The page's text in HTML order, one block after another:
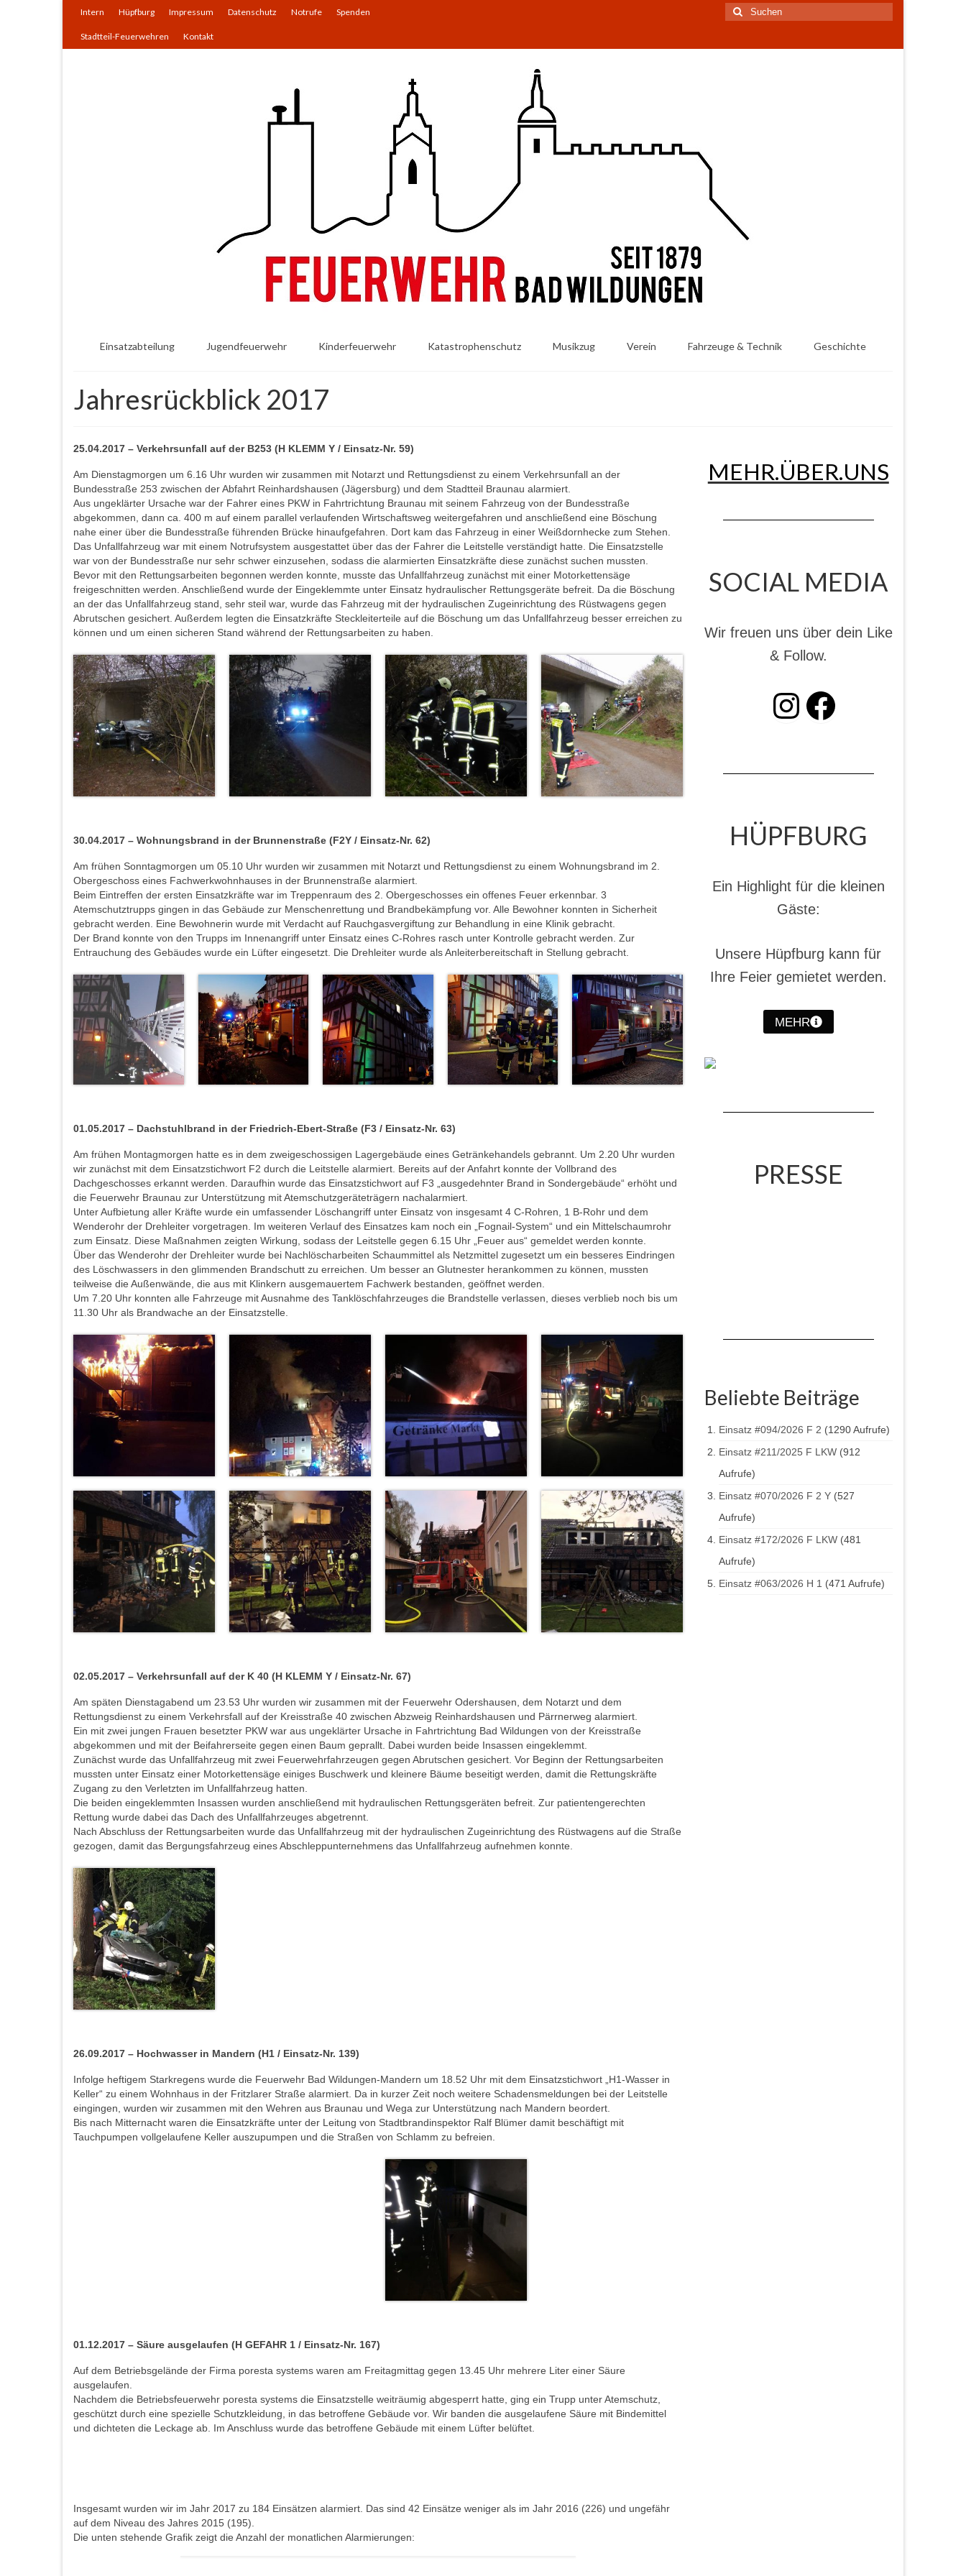
Intern Hüpfburg Impressum Datenschutz Notrufe Spenden
Stadtteil-Feuerwehren Kontakt
Suchen
nach:
Einsatzabteilung Jugendfeuerwehr Kinderfeuerwehr Katastrophenschutz Musikzug Verein Fahrzeuge & Technik Geschichte
Jahresrückblick 2017
25.04.2017 – Verkehrsunfall auf der B253 (H KLEMM Y / Einsatz-Nr. 59)
Am Dienstagmorgen um 6.16 Uhr wurden wir zusammen mit Notarzt und Rettungsdienst zu einem Verkehrsunfall an der
Bundesstraße 253 zwischen der Abfahrt Reinhardshausen (Jägersburg) und dem Stadtteil Braunau alarmiert.
Aus ungeklärter Ursache war der Fahrer eines PKW in Fahrtrichtung Braunau mit seinem Fahrzeug von der Bundesstraße
abgekommen, dann ca. 400 m auf einem parallel verlaufenden Wirtschaftsweg weitergefahren und anschließend eine Böschung
nahe einer über die Bundesstraße führenden Brücke hinaufgefahren. Dort kam das Fahrzeug in einer Weißdornhecke zum Stehen.
Das Unfallfahrzeug war mit einem Notrufsystem ausgestattet über das der Fahrer die Leitstelle verständigt hatte. Die Einsatzstelle
war von der Bundesstraße nur sehr schwer einzusehen, sodass die alarmierten Einsatzkräfte diese zunächst suchen mussten.
Bevor mit den Rettungsarbeiten begonnen werden konnte, musste das Unfallfahrzeug zunächst mit einer Motorkettensäge
freigeschnitten werden. Anschließend wurde der Eingeklemmte unter Einsatz hydraulischer Rettungsgeräte befreit. Da die Böschung
an der das Unfallfahrzeug stand, sehr steil war, wurde das Fahrzeug mit der hydraulischen Zugeinrichtung des Rüstwagens gegen
Abrutschen gesichert. Außerdem legten die Einsatzkräfte Steckleiterteile auf die Böschung um das Unfallfahrzeug besser erreichen zu
können und um einen sicheren Stand während der Rettungsarbeiten zu haben.
30.04.2017 – Wohnungsbrand in der Brunnenstraße (F2Y / Einsatz-Nr. 62)
Am frühen Sonntagmorgen um 05.10 Uhr wurden wir zusammen mit Notarzt und Rettungsdienst zu einem Wohnungsbrand im 2.
Obergeschoss eines Fachwerkwohnhauses in der Brunnenstraße alarmiert.
Beim Eintreffen der ersten Einsatzkräfte war im Treppenraum des 2. Obergeschosses ein offenes Feuer erkennbar. 3
Atemschutztrupps gingen in das Gebäude zur Menschenrettung und Brandbekämpfung vor. Alle Bewohner konnten in Sicherheit
gebracht werden. Eine Bewohnerin wurde mit Verdacht auf Rauchgasvergiftung zur Behandlung in eine Klinik gebracht.
Der Brand konnte von den Trupps im Innenangriff unter Einsatz eines C-Rohres rasch unter Kontrolle gebracht werden. Zur
Entrauchung des Gebäudes wurde ein Lüfter eingesetzt. Die Drehleiter wurde als Anleiterbereitschaft in Stellung gebracht.
01.05.2017 – Dachstuhlbrand in der Friedrich-Ebert-Straße (F3 / Einsatz-Nr. 63)
Am frühen Montagmorgen hatte es in dem zweigeschossigen Lagergebäude eines Getränkehandels gebrannt. Um 2.20 Uhr wurden
wir zunächst mit dem Einsatzstichwort F2 durch die Leitstelle alarmiert. Bereits auf der Anfahrt konnte der Vollbrand des
Dachgeschosses erkannt werden. Daraufhin wurde das Einsatzstichwort auf F3 „ausgedehnter Brand in Sondergebäude“ erhöht und
die Feuerwehr Braunau zur Unterstützung mit Atemschutzgeräteträgern nachalarmiert.
Unter Aufbietung aller Kräfte wurde ein umfassender Löschangriff unter Einsatz von insgesamt 4 C-Rohren, 1 B-Rohr und dem
Wenderohr der Drehleiter vorgetragen. Im weiteren Verlauf des Einsatzes kam noch ein „Fognail-System“ und ein Mittelschaumrohr
zum Einsatz. Diese Maßnahmen zeigten Wirkung, sodass der Leitstelle gegen 6.15 Uhr „Feuer aus“ gemeldet werden konnte.
Über das Wenderohr der Drehleiter wurde bei Nachlöscharbeiten Schaummittel als Netzmittel zugesetzt um ein besseres Eindringen
des Löschwassers in den glimmenden Brandschutt zu erreichen. Um besser an Glutnester herankommen zu können, mussten
teilweise die Außenwände, die aus mit Klinkern ausgemauertem Fachwerk bestanden, geöffnet werden.
Um 7.20 Uhr konnten alle Fahrzeuge mit Ausnahme des Tanklöschfahrzeuges die Brandstelle verlassen, dieses verblieb noch bis um
11.30 Uhr als Brandwache an der Einsatzstelle.
02.05.2017 – Verkehrsunfall auf der K 40 (H KLEMM Y / Einsatz-Nr. 67)
Am späten Dienstagabend um 23.53 Uhr wurden wir zusammen mit der Feuerwehr Odershausen, dem Notarzt und dem
Rettungsdienst zu einem Verkehrsfall auf der Kreisstraße 40 zwischen Abzweig Reinhardshausen und Pärrnerweg alarmiert.
Ein mit zwei jungen Frauen besetzter PKW war aus ungeklärter Ursache in Fahrtrichtung Bad Wildungen von der Kreisstraße
abgekommen und mit der Beifahrerseite gegen einen Baum geprallt. Dabei wurden beide Insassen eingeklemmt.
Zunächst wurde das Unfallfahrzeug mit zwei Feuerwehrfahrzeugen gegen Abrutschen gesichert. Vor Beginn der Rettungsarbeiten
mussten unter Einsatz einer Motorkettensäge einiges Buschwerk und kleinere Bäume beseitigt werden, damit die Rettungskräfte
Zugang zu den Verletzten im Unfallfahrzeug hatten.
Die beiden eingeklemmten Insassen wurden anschließend mit hydraulischen Rettungsgeräten befreit. Zur patientengerechten
Rettung wurde dabei das Dach des Unfallfahrzeuges abgetrennt.
Nach Abschluss der Rettungsarbeiten wurde das Unfallfahrzeug mit der hydraulischen Zugeinrichtung des Rüstwagens auf die Straße
gezogen, damit das Bergungsfahrzeug eines Abschleppunternehmens das Unfallfahrzeug aufnehmen konnte.
26.09.2017 – Hochwasser in Mandern (H1 / Einsatz-Nr. 139)
Infolge heftigem Starkregens wurde die Feuerwehr Bad Wildungen-Mandern um 18.52 Uhr mit dem Einsatzstichwort „H1-Wasser in
Keller“ zu einem Wohnhaus in der Fritzlarer Straße alarmiert. Da in kurzer Zeit noch weitere Schadensmeldungen bei der Leitstelle
eingingen, wurden wir zusammen mit den Wehren aus Braunau und Wega zur Unterstützung nach Mandern beordert.
Bis nach Mitternacht waren die Einsatzkräfte unter der Leitung von Stadtbrandinspektor Ralf Blümer damit beschäftigt mit
Tauchpumpen vollgelaufene Keller auszupumpen und die Straßen von Schlamm zu befreien.
01.12.2017 – Säure ausgelaufen (H GEFAHR 1 / Einsatz-Nr. 167)
Auf dem Betriebsgelände der Firma poresta systems waren am Freitagmittag gegen 13.45 Uhr mehrere Liter einer Säure
ausgelaufen.
Nachdem die Betriebsfeuerwehr poresta systems die Einsatzstelle weiträumig abgesperrt hatte, ging ein Trupp unter Atemschutz,
geschützt durch eine spezielle Schutzkleidung, in das betroffene Gebäude vor. Wir banden die ausgelaufene Säure mit Bindemittel
und dichteten die Leckage ab. Im Anschluss wurde das betroffene Gebäude mit einem Lüfter belüftet.
Insgesamt wurden wir im Jahr 2017 zu 184 Einsätzen alarmiert. Das sind 42 Einsätze weniger als im Jahr 2016 (226) und ungefähr
auf dem Niveau des Jahres 2015 (195).
Die unten stehende Grafik zeigt die Anzahl der monatlichen Alarmierungen:
MEHR.ÜBER.UNS
SOCIAL MEDIA
Wir freuen uns über dein Like
& Follow.
INSTAGRAM Facebook
HÜPFBURG
Ein Highlight für die kleinen
Gäste:
Unsere Hüpfburg kann für
Ihre Feier gemietet werden.
MEHR
PRESSE
Beliebte Beiträge
Einsatz #094/2026 F 2 (1290 Aufrufe)
Einsatz #211/2025 F LKW (912
Aufrufe)
Einsatz #070/2026 F 2 Y (527
Aufrufe)
Einsatz #172/2026 F LKW (481
Aufrufe)
Einsatz #063/2026 H 1 (471 Aufrufe)